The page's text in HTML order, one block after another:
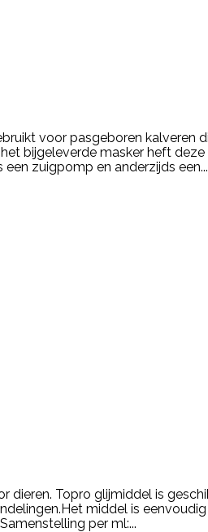
voor pasgeboren
bijgeleverde masker heft
zuigpomp en anderzijds een...
dieren. Topro glijmiddel is
middel is
per ml:...